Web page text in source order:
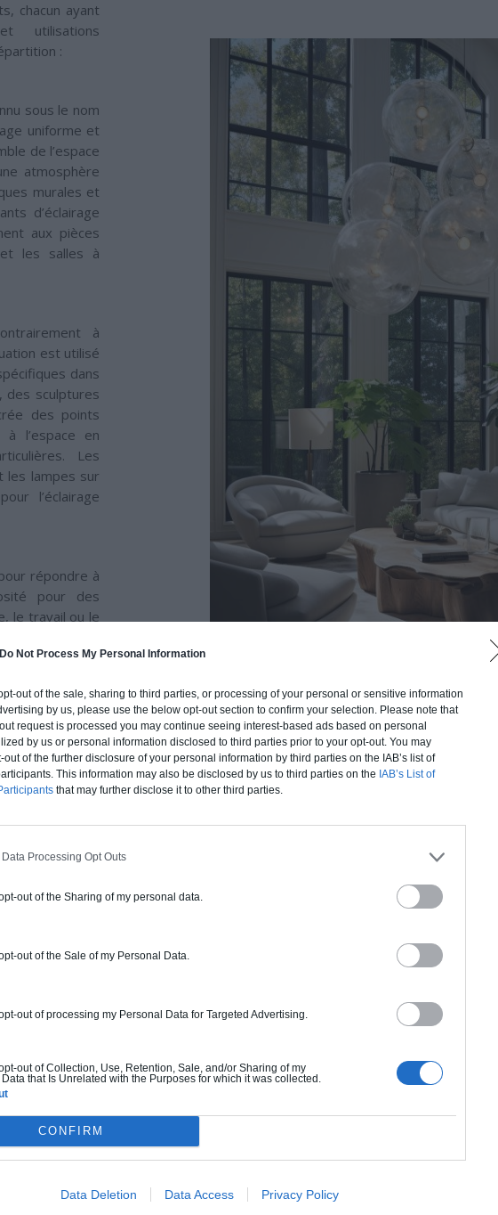
Do Not Process My Personal Information
out of the sale, sharing to third parties, or processing of your personal or sensitive information
by us, please use the below opt-out section to confirm your selection. Please note that
request is processed you may continue seeing interest-based ads based on personal
by us or personal information disclosed to third parties prior to your opt-out. You may
of the further disclosure of your personal information by third parties on the IAB’s list of
This information may also be disclosed by us to third parties on the IAB’s List of
that may further disclose it to other third parties.
Processing Opt Outs
out of the Sharing of my personal data.
out of the Sale of my Personal Data.
out of processing my Personal Data for Targeted Advertising.
out of Collection, Use, Retention, Sale, and/or Sharing of my
that Is Unrelated with the Purposes for which it was collected.
CONFIRM
Data Deletion Data Access Privacy Policy
chacun ayant
utilisations
:
sous le nom
uniforme et
de l’espace
atmosphère
murales et
d’éclairage
aux pièces
les salles à
à
est utilisé
dans
des sculptures
des points
l’espace en
Les
les lampes sur
l’éclairage
répondre à
pour des
le travail ou le
concentré sur
et la
tâche incluent
les armoires
utilisé pour
de style à un
lampadaires
bougies ou
types
conseillons
équilibré
TEMPÉRATURE
Voyons maintenant la couleur